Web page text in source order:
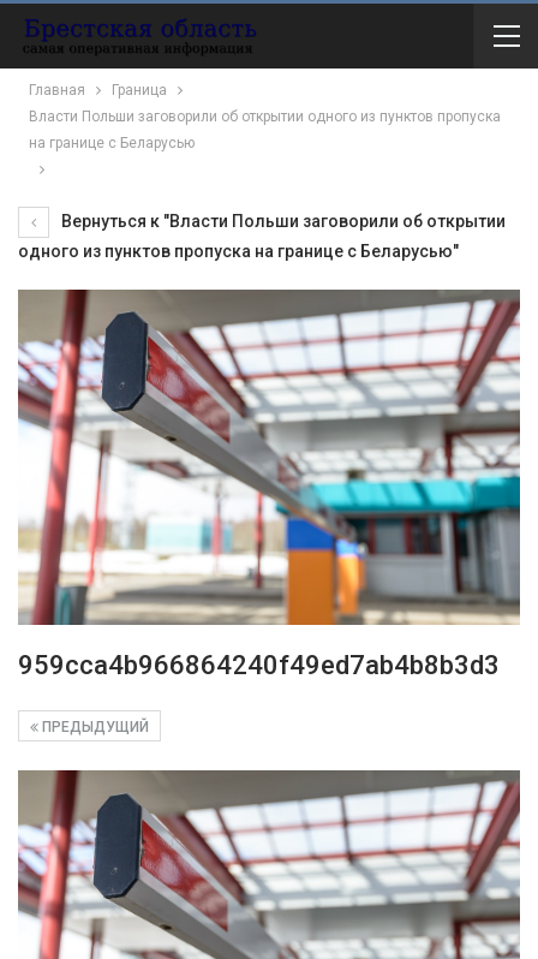
Главная
Граница
Власти Польши заговорили об открытии одного из пунктов пропуска
на границе с Беларусью
Вернуться к "Власти Польши заговорили об открытии
одного из пунктов пропуска на границе с Беларусью"
959cca4b966864240f49ed7ab4b8b3d3
ПРЕДЫДУЩИЙ